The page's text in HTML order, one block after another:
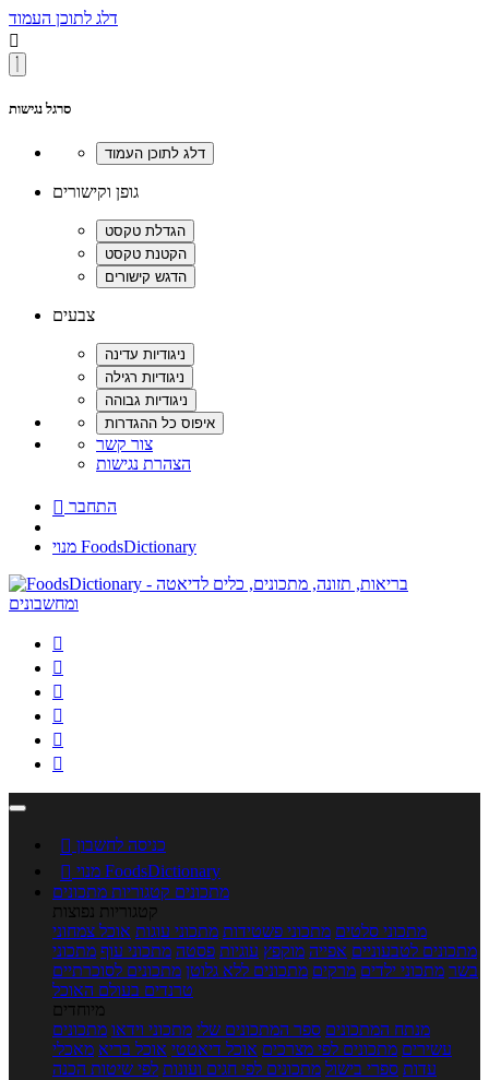
דלג לתוכן העמוד

סרגל נגישות
גופן וקישורים
צבעים
צור קשר
הצהרת נגישות
 התחבר
מנוי FoodsDictionary






 כניסה לחשבון

מנוי FoodsDictionary
מתכונים קטגוריות מתכונים
קטגוריות נפוצות
מתכוני סלטים מתכוני פשטידות מתכוני עוגות אוכל צמחוני
מתכונים לטבעוניים אפייה מוקפץ עוגיות פסטה מתכוני עוף מתכוני
בשר מתכוני ילדים מרקים מתכונים ללא גלוטן מתכונים לסוכרתיים
טרנדים בעולם האוכל
מיוחדים
מנתח המתכונים ספר המתכונים שלי מתכוני וידאו מתכונים
עשירים מתכונים לפי מצרכים אוכל דיאטטי אוכל בריא מאכלי
עדות ספרי בישול מתכונים לפי חגים ועונות לפי שיטות הכנה